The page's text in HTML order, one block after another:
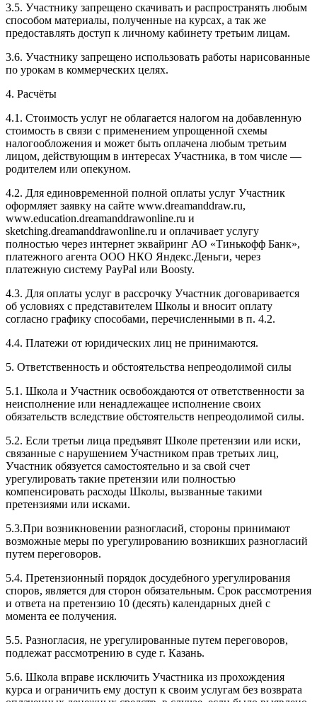
3.5. Участнику запрещено скачивать и распространять любым
способом материалы, полученные на курсах, а так же
предоставлять доступ к личному кабинету третьим лицам.
3.6. Участнику запрещено использовать работы нарисованные
по урокам в коммерческих целях.
4. Расчёты
4.1. Cтоимость услуг не облагается налогом на добавленную
стоимость в связи с применением упрощенной схемы
налогообложения и может быть оплачена любым третьим
лицом, действующим в интересах Участника, в том числе —
родителем или опекуном.
4.2. Для единовременной полной оплаты услуг Участник
оформляет заявку на сайте www.dreamanddraw.ru,
www.education.dreamanddrawonline.ru и
sketching.dreamanddrawonline.ru и оплачивает услугу
полностью через интернет эквайринг АО «Тинькофф Банк»,
платежного агента ООО НКО Яндекс.Деньги, через
платежную систему PayPal или Boosty.
4.3. Для оплаты услуг в рассрочку Участник договаривается
об условиях с представителем Школы и вносит оплату
согласно графику способами, перечисленными в п. 4.2.
4.4. Платежи от юридических лиц не принимаются.
5. Ответственность и обстоятельства непреодолимой силы
5.1. Школа и Участник освобождаются от ответственности за
неисполнение или ненадлежащее исполнение своих
обязательств вследствие обстоятельств непреодолимой силы.
5.2. Если третьи лица предъявят Школе претензии или иски,
связанные с нарушением Участником прав третьих лиц,
Участник обязуется самостоятельно и за свой счет
урегулировать такие претензии или полностью
компенсировать расходы Школы, вызванные такими
претензиями или исками.
5.3.При возникновении разногласий, стороны принимают
возможные меры по урегулированию возникших разногласий
путем переговоров.
5.4. Претензионный порядок досудебного урегулирования
споров, является для сторон обязательным. Срок рассмотрения
и ответа на претензию 10 (десять) календарных дней с
момента ее получения.
5.5. Разногласия, не урегулированные путем переговоров,
подлежат рассмотрению в суде г. Казань.
5.6. Школа вправе исключить Участника из прохождения
курса и ограничить ему доступ к своим услугам без возврата